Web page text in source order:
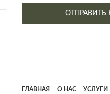
ГЛАВНАЯ О НАС УСЛУГИ